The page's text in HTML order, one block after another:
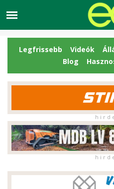
Legfrissebb Videók
Blog
h i r d
h i r d